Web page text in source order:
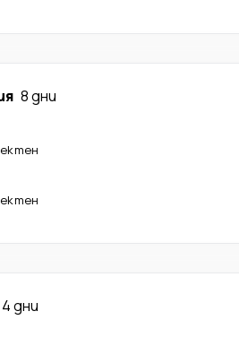
8 дни
4 дни